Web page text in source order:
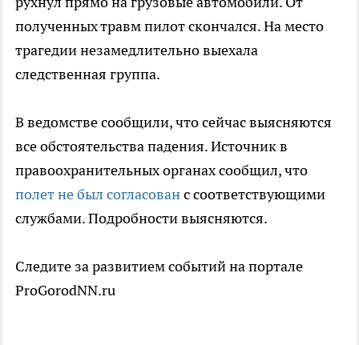
полученных травм пилот скончался. На место
трагедии незамедлительно выехала
следственная группа.
В ведомстве сообщили, что сейчас выясняются
все обстоятельства падения. Источник в
правоохранительных органах сообщил, что
полет не был согласованс соответствующими
службами. Подробности выясняются.
Следите за развитием событий на портале
ProGorodNN.ru